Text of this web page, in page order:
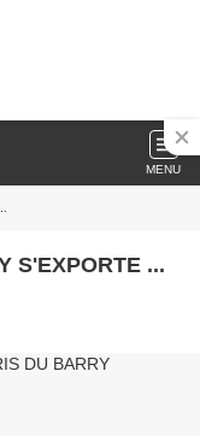
MENU
S'EXPORTE ...